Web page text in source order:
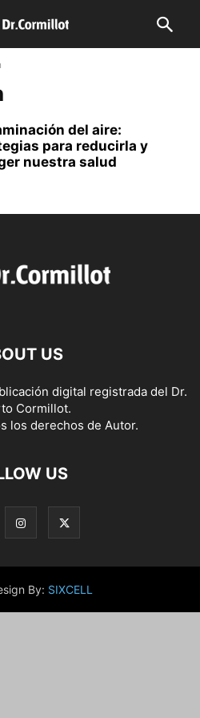
del aire:
para reducirla y
nuestra salud
US
digital registrada del Dr.
Cormillot.
los derechos de Autor.
US
By: SIXCELL